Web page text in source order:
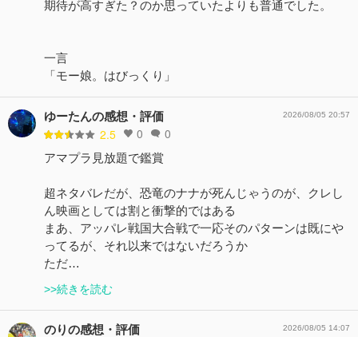
期待が高すぎた？のか思っていたよりも普通でした。
一言
「モー娘。はびっくり」
ゆーたんの感想・評価
2.5 0 0
2026/08/05 20:57
アマプラ見放題で鑑賞
超ネタバレだが、恐竜のナナが死んじゃうのが、クレし
ん映画としては割と衝撃的ではある
まあ、アッパレ戦国大合戦で一応そのパターンは既にや
ってるが、それ以来ではないだろうか
ただ…
>>続きを読む
のりの感想・評価 2026/08/05 14:07